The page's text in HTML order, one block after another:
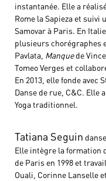
instantanée. Elle a
Rome la Sapieza et suivi
Samovar à Paris. En
plusieurs chorégraphes
Pavlata, Manquede
Tomeo Verges et
En 2013, elle fonde avec
Danse de rue, C&C. Elle
Yoga traditionnel.
Tatiana Seguin
Elle intègre la formation
de Paris en 1998 et
Ouali, Corinne Lanselle